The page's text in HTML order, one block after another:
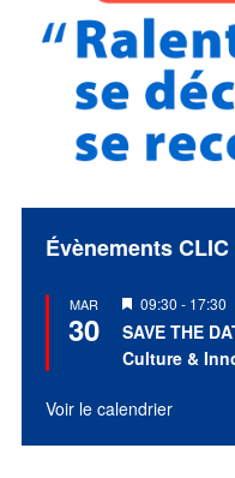
Évènements
MAR
30
Mis
en
avant
09:30 - 17:30
SAVE THE
Culture &
Voir le calendrier